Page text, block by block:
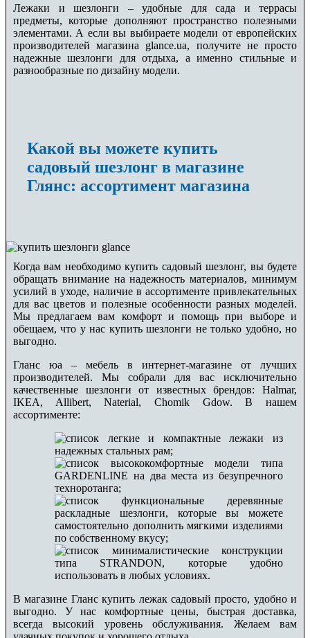
Лежаки и шезлонги – удобные для сада и террасы
предметы, которые дополняют пространство полезными
элементами. А если вы выбираете модели от европейских
производителей магазина glance.ua, получите не просто
надежные шезлонги для отдыха, а именно стильные и
разнообразные по дизайну модели.
Какой вы можете купить
садовый шезлонг в магазине
Глянс: ассортимент магазина
Когда вам необходимо купить садовый шезлонг, вы будете
обращать внимание на надежность материалов, минимум
усилий в уходе, наличие в ассортименте привлекательных
для вас цветов и полезные особенности разных моделей.
Мы предлагаем вам комфорт и помощь при выборе и
обещаем, что у нас купить шезлонги не только удобно, но
выгодно.
Гланс юа – мебель в интернет-магазине от лучших
производителей. Мы собрали для вас исключительно
качественные шезлонги от известных брендов: Halmar,
IKEA, Allibert, Naterial, Chomik Gdow. В нашем
ассортименте:
легкие и компактные лежаки из
надежных стальных рам;
высококомфортные модели типа
GARDENLINE на два места из безупречного
техноротанга;
функциональные деревянные
раскладные шезлонги, которые вы можете
самостоятельно дополнить мягкими изделиями
по собственному вкусу;
минималистические конструкции
типа STRANDON, которые удобно
использовать в любых условиях.
В магазине Гланс купить лежак садовый просто, удобно и
выгодно. У нас комфортные цены, быстрая доставка,
всегда высокий уровень обслуживания. Желаем вам